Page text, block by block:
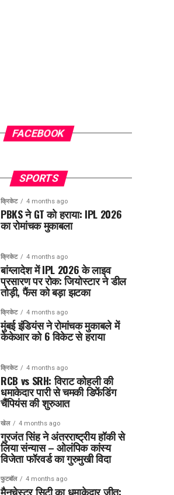
FACEBOOK
SPORTS
क्रिकेट 4 months ago
PBKS ने GT को हराया: IPL 2026
का रोमांचक मुकाबला
क्रिकेट 4 months ago
बांग्लादेश में IPL 2026 के लाइव
प्रसारण पर रोक: जियोस्टार ने डील
तोड़ी, फैंस को बड़ा झटका
क्रिकेट 4 months ago
मुंबई इंडियंस ने रोमांचक मुकाबले में
केकेआर को 6 विकेट से हराया
क्रिकेट 4 months ago
RCB vs SRH: विराट कोहली की
धमाकेदार पारी से चमकी डिफेंडिंग
चैंपियंस की शुरुआत
खेल 4 months ago
गुरजंत सिंह ने अंतरराष्ट्रीय हॉकी से
लिया संन्यास – ओलंपिक कांस्य
विजेता फॉरवर्ड का गुरुमुखी विदा
फुटबॉल 4 months ago
मैनचेस्टर सिटी का धमाकेदार जीत: